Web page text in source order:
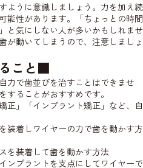
ように意識しましょう。力を加え続
能性があります。「ちょっとの時間
と気にしない人が多いかもしれませ
が動いてしまうので、注意しましょ
こと■
力で歯並びを治すことはできませ
することがおすすめです。
正」「インプラント矯正」など、自
着しワイヤーの力で歯を動かす方
を装着して歯を動かす方法
ンプラントを支点にしてワイヤーで